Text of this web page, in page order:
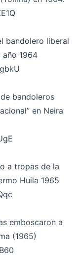
bandolero liberal
año 1964
bandoleros
en Neira
a tropas de la
Huila 1965
emboscaron a
(1965)